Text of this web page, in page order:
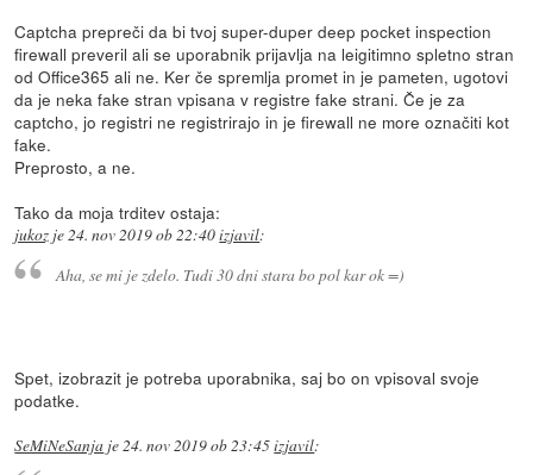
Captcha prepreči da bi tvoj super-duper deep pocket inspection
firewall preveril ali se uporabnik prijavlja na leigitimno spletno stran
od Office365 ali ne. Ker če spremlja promet in je pameten, ugotovi
da je neka fake stran vpisana v registre fake strani. Če je za
captcho, jo registri ne registrirajo in je firewall ne more označiti kot
fake.
Preprosto, a ne.
Tako da moja trditev ostaja:
jukoz je24. nov 2019 ob 22:40izjavil:
Aha, se mi je zdelo. Tudi 30 dni stara bo pol kar ok =)
Spet, izobrazit je potreba uporabnika, saj bo on vpisoval svoje
podatke.
SeMiNeSanja je24. nov 2019 ob 23:45izjavil: